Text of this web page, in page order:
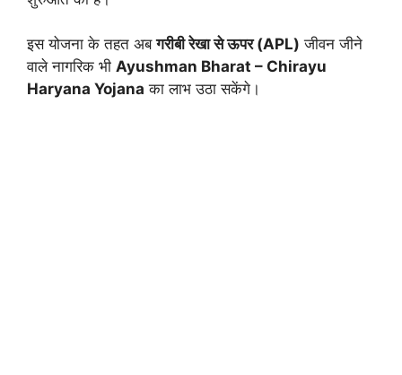
इस योजना के तहत अबगरीबी रेखा से ऊपर (APL) जीवन जीने
वाले नागरिक भी Ayushman Bharat – Chirayu
Haryana Yojana का लाभ उठा सकेंगे।